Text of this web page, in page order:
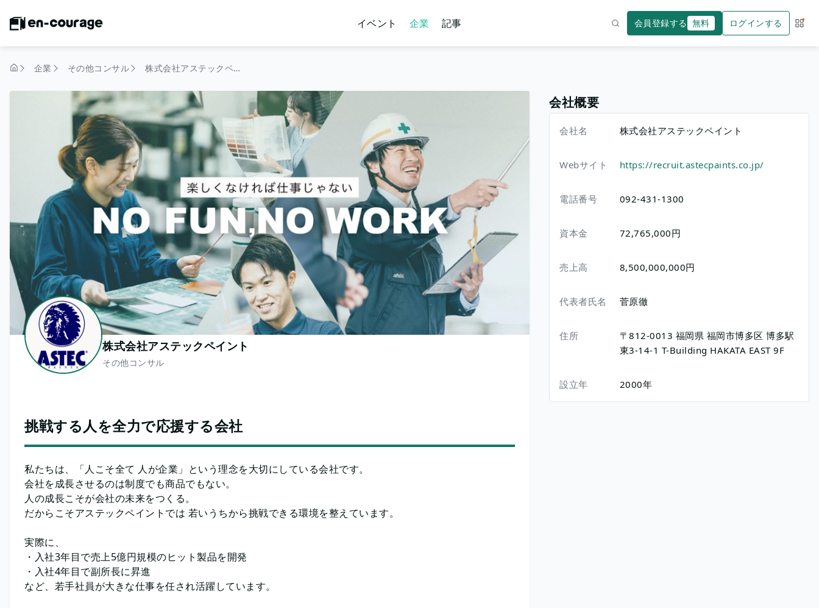
イベント 企業 記事 会員登録する 無料 ログインする サー
企業 その他コンサル 株式会社アステックペイント
株式会社アステックペイント
その他コンサル
挑戦する人を全力で応援する会社
私たちは、「人こそ全て 人が企業」という理念を大切にしている会社です。
会社を成長させるのは制度でも商品でもない。
人の成長こそが会社の未来をつくる。
だからこそアステックペイントでは 若いうちから挑戦できる環境を整えています。
実際に、
・入社3年目で売上5億円規模のヒット製品を開発
・入社4年目で副所長に昇進
など、若手社員が大きな仕事を任され活躍しています。
会社概要
会社名 株式会社アステックペイント
Webサイト https://recruit.astecpaints.co.jp/
電話番号 092-431-1300
資本金 72,765,000円
売上高 8,500,000,000円
代表者氏名 菅原徹
住所 〒812-0013 福岡県 福岡市博多区 博多駅
東3-14-1 T-Building HAKATA EAST 9F
設立年 2000年